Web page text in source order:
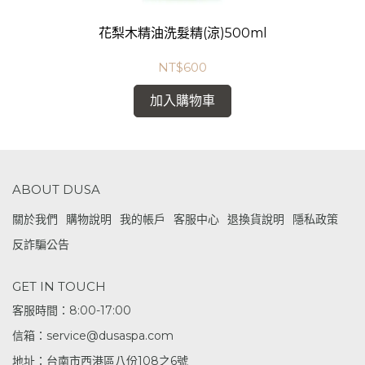
花梨木精油洗髮精(涼)500ml
NT$600
加入購物車
ABOUT DUSA
關於我們 購物說明 我的帳戶 客服中心 退換貨說明
隱私政策
反詐騙公告
GET IN TOUCH
客服時間：8:00-17:00
信箱：service@dusaspa.com
地址：台南市西港區八份108之6號